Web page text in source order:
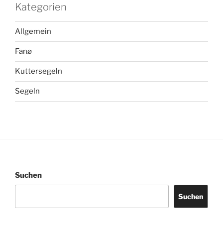
Kategorien
Allgemein
Fanø
Kuttersegeln
Segeln
Suchen
Suchen